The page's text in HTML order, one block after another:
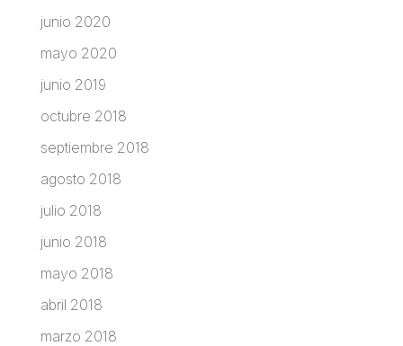
junio 2020
mayo 2020
junio 2019
octubre 2018
septiembre 2018
agosto 2018
julio 2018
junio 2018
mayo 2018
abril 2018
marzo 2018